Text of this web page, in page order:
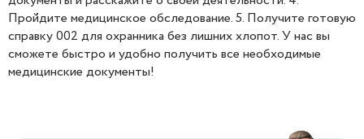
Пройдите медицинское обследование. 5. Получите готовую
справку 002 для охранника без лишних хлопот. У нас вы
сможете быстро и удобно получить все необходимые
медицинские документы!